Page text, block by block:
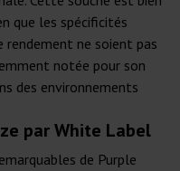
que les spécificités
ne soient pas
notée pour son
des environnements
par White Label
de Purple